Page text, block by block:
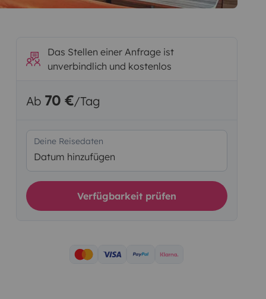
Das Stellen einer Anfrage ist
unverbindlich und kostenlos
Ab 70 €/Tag
Deine Reisedaten
Datum hinzufügen
Verfügbarkeit prüfen